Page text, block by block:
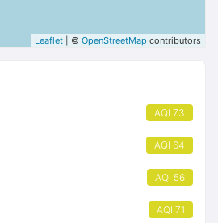
Leaflet | © OpenStreetMap contributors
AQI 73
AQI 64
AQI 56
AQI 71